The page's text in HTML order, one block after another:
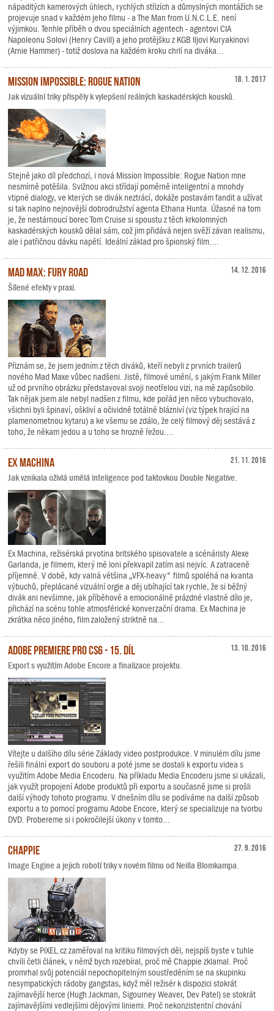
nápaditých kamerových úhlech, rychlých střizích a důmyslných montážích se
projevuje snad v každém jeho filmu - a The Man from U.N.C.L.E. není
výjimkou. Tenhle příběh o dvou speciálních agentech - agentovi CIA
Napoleonu Solovi (Henry Cavill) a jeho protějšku z KGB Iljovi Kuryakinovi
(Arnie Hammer) - totiž doslova na každém kroku chrlí na diváka...
18. 1. 2017
Mission Impossible: Rogue Nation
Jak vizuální triky přispěly k vylepšení reálných kaskadérských kousků.
Stejně jako díl předchozí, i nová Mission Impossible: Rogue Nation mne
nesmírně potěšila. Svižnou akci střídají poměrně inteligentní a mnohdy
vtipné dialogy, ve kterých se divák neztrácí, dokáže postavám fandit a užívat
si tak naplno nejnovější dobrodružství agenta Ethana Hunta. Úžasné na tom
je, že nestárnoucí borec Tom Cruise si spoustu z těch krkolomných
kaskadérských kousků dělal sám, což jim přidává nejen svěží závan realismu,
ale i patřičnou dávku napětí. Ideální základ pro špionský film....
14. 12. 2016
Mad Max: Fury Road
Šílené efekty v praxi.
Přiznám se, že jsem jedním z těch diváků, kteří nebyli z prvních trailerů
nového Mad Maxe vůbec nadšeni. Jistě, filmové umění, s jakým Frank Miller
už od prvního obrázku představoval svoji neotřelou vizi, na mě zapůsobilo.
Tak nějak jsem ale nebyl nadšen z filmu, kde pořád jen něco vybuchovalo,
všichni byli špinaví, oškliví a očividně totálně blázniví (viz týpek hrající na
plamenometnou kytaru) a ke všemu se zdálo, že celý filmový děj sestává z
toho, že někam jedou a u toho se hrozně řežou....
21. 11. 2016
Ex Machina
Jak vznikala oživlá umělá inteligence pod taktovkou Double Negative.
Ex Machina, režisérská prvotina britského spisovatele a scénáristy Alexe
Garlanda, je filmem, který mě loni překvapil zatím asi nejvíc. A zatraceně
příjemně. V době, kdy valná většina „VFX-heavy" filmů spoléhá na kvanta
výbuchů, přeplácané vizuální orgie a děj ubíhající tak rychle, že si běžný
divák ani nevšimne, jak příběhově a emocionálně prázdné vlastně dílo je,
přichází na scénu tohle atmosférické konverzační drama. Ex Machina je
zkrátka něco jiného, film založený striktně na...
13. 10. 2016
Adobe Premiere Pro CS6 - 15. díl
Export s využitím Adobe Encore a finalizace projektu.
Vítejte u dalšího dílu série Základy video postprodukce. V minulém dílu jsme
řešili finální export do souboru a poté jsme se dostali k exportu videa s
využitím Adobe Media Encoderu. Na příkladu Media Encoderu jsme si ukázali,
jak využít propojení Adobe produktů při exportu a současně jsme si prošli
další výhody tohoto programu. V dnešním dílu se podíváme na další způsob
exportu a to pomocí programu Adobe Encore, který se specializuje na tvorbu
DVD. Probereme si i pokročilejší úkony v tomto...
27. 9. 2016
Chappie
Image Engine a jejich robotí triky v novém filmu od Neilla Blomkampa.
Kdyby se PiXEL.cz zaměřoval na kritiku filmových děl, nejspíš byste v tuhle
chvíli četli článek, v němž bych rozebíral, proč mě Chappie zklamal. Proč
promrhal svůj potenciál nepochopitelným soustředěním se na skupinku
nesympatických rádoby gangstas, když měl režisér k dispozici stokrát
zajímavější herce (Hugh Jackman, Sigourney Weaver, Dev Patel) se stokrát
zajímavějšími vedlejšími dějovými liniemi. Proč nekonzistentní chování